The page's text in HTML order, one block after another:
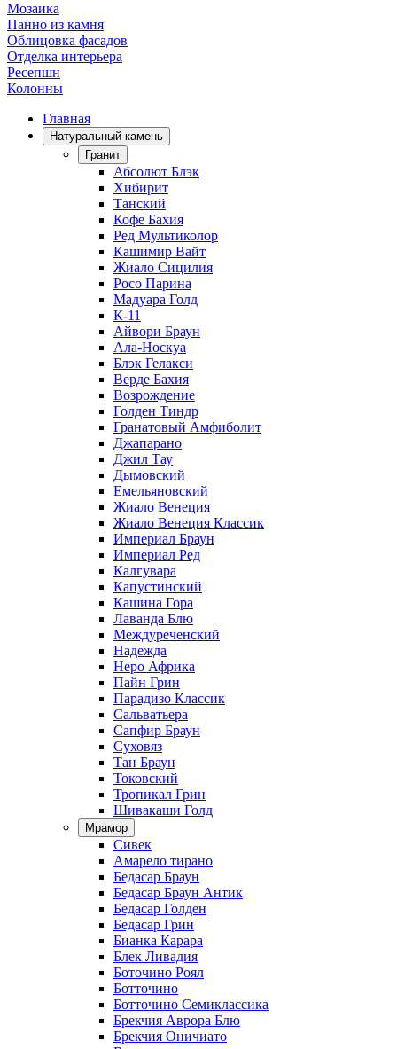
Мозаика
Панно из камня
Облицовка фасадов
Отделка интерьера
Ресепшн
Колонны
Главная
Натуральный камень
Гранит
Абсолют Блэк
Хибирит
Танский
Кофе Бахия
Ред Мультиколор
Кашимир Вайт
Жиало Сицилия
Росо Парина
Мадуара Голд
К-11
Айвори Браун
Ала-Носкуа
Блэк Гелакси
Верде Бахия
Возрождение
Голден Тиндр
Гранатовый Амфиболит
Джапарано
Джил Тау
Дымовский
Емельяновский
Жиало Венеция
Жиало Венеция Классик
Империал Браун
Империал Ред
Калгувара
Капустинский
Кашина Гора
Лаванда Блю
Междуреченский
Надежда
Неро Африка
Пайн Грин
Парадизо Классик
Сальватьера
Сапфир Браун
Суховяз
Тан Браун
Токовский
Тропикал Грин
Шивакаши Голд
Мрамор
Сивек
Амарело тирано
Бедасар Браун
Бедасар Браун Антик
Бедасар Голден
Бедасар Грин
Бианка Карара
Блек Ливадия
Боточино Роял
Ботточино
Ботточино Семиклассика
Брекчия Аврора Блю
Брекчия Оничиато